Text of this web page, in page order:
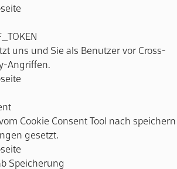
uns und Sie als Benutzer vor Cross-
Angriffen.
Cookie Consent Tool nach speichern
gesetzt.
Speicherung